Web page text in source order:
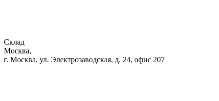
Склад
Москва,
г. Москва, ул. Электрозаводская, д. 24, офис 207